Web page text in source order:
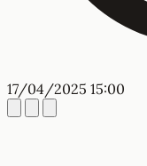
17/04/2025 15:00